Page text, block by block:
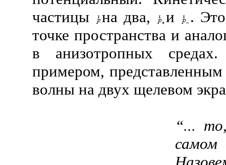
частицы
на два, и
.
точке пространства и
в анизотропных средах.
примером, представленным
волны на двух щелевом
“...
самом